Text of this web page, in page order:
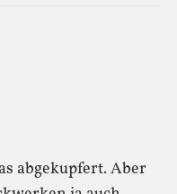
abgekupfert. Aber